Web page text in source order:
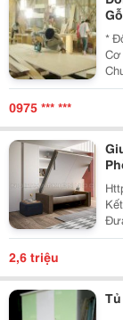
*
Cơ
Chuyên
0975 *** ***
2,6 triệu